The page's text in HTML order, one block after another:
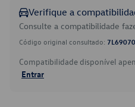
Verifique a
Consulte a compatibilidade
Código original consultado:
Compatibilidade disponível
Entrar